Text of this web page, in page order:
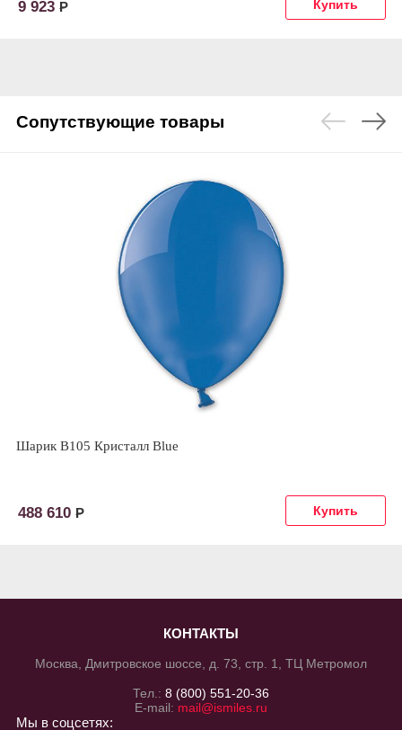
9 923 Р
Сопутствующие товары
Шарик В105 Кристалл Blue
488 610 Р
КОНТАКТЫ
Москва, Дмитровское шоссе, д. 73, стр. 1, ТЦ Метромол
Тел.: 8 (800) 551-20-36
E-mail: mail@ismiles.ru
Мы в соцсетях: